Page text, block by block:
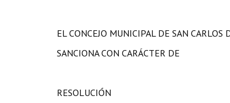
EL CONCEJO MUNICIPAL DE SAN CARLOS
SANCIONA CON CARÁCTER DE
RESOLUCIÓN